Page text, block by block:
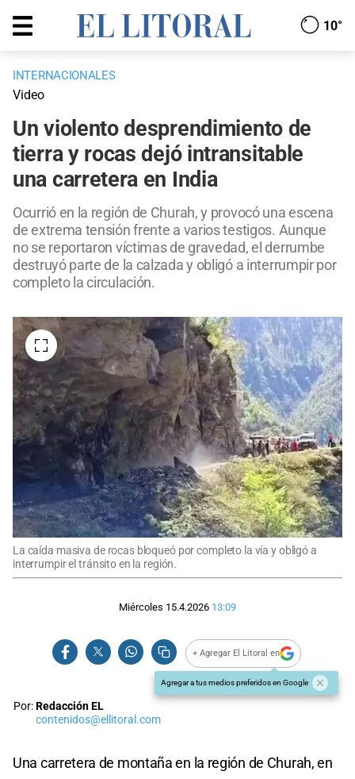
10°
INTERNACIONALES
Video
Un violento desprendimiento de
tierra y rocas dejó intransitable
una carretera en India
Ocurrió en la región de Churah, y provocó una escena
de extrema tensión frente a varios testigos. Aunque
no se reportaron víctimas de gravedad, el derrumbe
destruyó parte de la calzada y obligó a interrumpir por
completo la circulación.
La caída masiva de rocas bloqueó por completo la vía y obligó a
interrumpir el tránsito en la región.
Miércoles 15.4.2026 13:09
+ Agregar El Litoral en
Agregar a tus medios preferidos en Google
Por:Redacción EL
contenidos@ellitoral.com
Una carretera de montaña en la región de Churah, en